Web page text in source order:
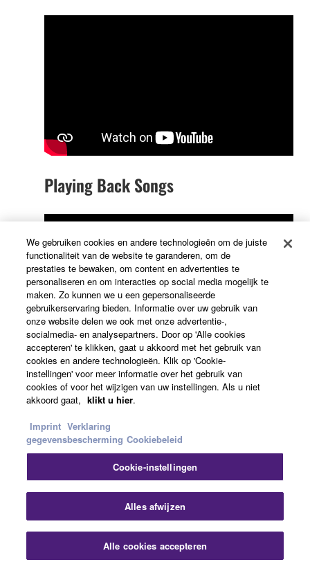
Playing Back Songs
3−Step Lesson
We gebruiken cookies en andere technologieën om de juiste
functionaliteit van de website te garanderen, om de
prestaties te bewaken, om content en advertenties te
personaliseren en om interacties op social media mogelijk te
maken. Zo kunnen we u een gepersonaliseerde
gebruikerservaring bieden. Informatie over uw gebruik van
onze website delen we ook met onze advertentie-,
socialmedia- en analysepartners. Door op 'Alle cookies
accepteren' te klikken, gaat u akkoord met het gebruik van
cookies en andere technologieën. Klik op 'Cookie-
instellingen' voor meer informatie over het gebruik van
cookies of voor het wijzigen van uw instellingen. Als u niet
akkoord gaat, klikt u hier.
Imprint Verklaring
gegevensbescherming Cookiebeleid
Cookie-instellingen
Alles afwijzen
Alle cookies accepteren